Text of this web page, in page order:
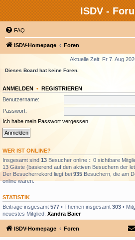
ISDV -
FAQ
ISDV-Homepage Foren
Aktuelle Zeit: Fr 7. Aug
Dieses Board hat keine Foren.
ANMELDEN • REGISTRIEREN
Benutzername:
Passwort:
Ich habe mein Passwort vergessen
WER IST ONLINE?
Insgesamt sind 13 Besucher online :: 0 sichtbare
13 Gäste (basierend auf den aktiven Besuchern der
Der Besucherrekord liegt bei 935 Besuchern, die am
online waren.
STATISTIK
Beiträge insgesamt 577 • Themen insgesamt 303 •
neuestes Mitglied: Xandra Baier
ISDV-Homepage Foren